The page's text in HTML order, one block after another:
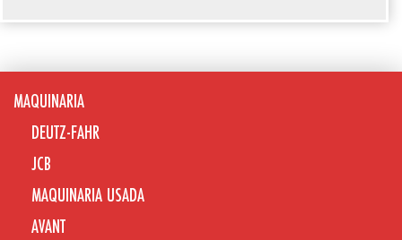
MAQUINARIA
DEUTZ-FAHR
JCB
MAQUINARIA USADA
AVANT